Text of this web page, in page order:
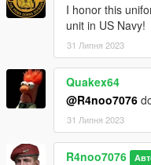
I honor this
unit in US Navy!
31 Липня 2023
Quakex64
@R4noo7076
31 Липня 2023
R4noo7076